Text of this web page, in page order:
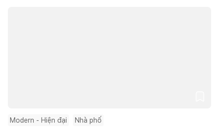
Modern - Hiện đại Nhà phố